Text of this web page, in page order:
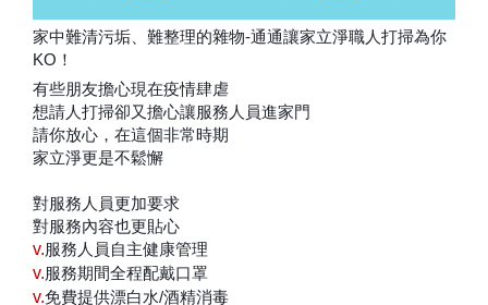
家中難清污垢、難整理的雜物-通通讓家立淨職人打掃為你
KO！
有些朋友擔心現在疫情肆虐
想請人打掃卻又擔心讓服務人員進家門
請你放心，在這個非常時期
家立淨更是不鬆懈
對服務人員更加要求
對服務內容也更貼心
v.服務人員自主健康管理
v.服務期間全程配戴口罩
v.免費提供漂白水/酒精消毒